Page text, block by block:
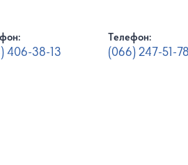
406-38-13
Телефон:
(066) 247-51-